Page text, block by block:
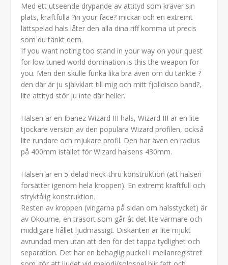
Med ett utseende drypande av attityd som kräver sin
plats, kraftfulla ?in your face? mickar och en extremt
lättspelad hals låter den alla dina riff komma ut precis
som du tänkt dem.
If you want noting too stand in your way on your quest
for low tuned world domination is this the weapon for
you. Men den skulle funka lika bra även om du tänkte ?
den där är ju självklart till mig och mitt fjolldisco band?,
lite attityd stör ju inte där heller.
Halsen är en Ibanez Wizard III hals, Wizard III är en lite
tjockare version av den populära Wizard profilen, också
lite rundare och mjukare profil. Den har även en radius
på 400mm istället för Wizard halsens 430mm.
Halsen är en 5-delad neck-thru konstruktion (att halsen
forsätter igenom hela kroppen). En extremt kraftfull och
stryktålig konstruktion.
Resten av kroppen (vingarna på sidan om halsstycket) är
av Okoume, en träsort som går åt det lite varmare och
middigare hållet ljudmässigt. Diskanten är lite mjukt
avrundad men utan att den för det tappa tydlighet och
separation. Det har en behaglig puckel i mellanregistret